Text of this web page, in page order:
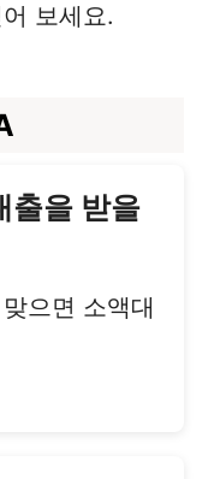
보세요.
출을 받을
으면 소액대